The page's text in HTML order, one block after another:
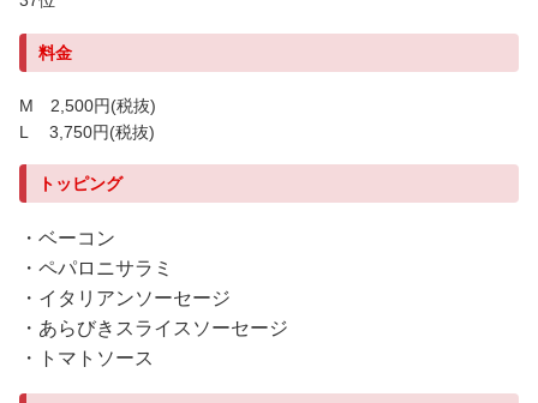
料金
M 2,500円(税抜)
L 3,750円(税抜)
トッピング
・ベーコン
・ペパロニサラミ
・イタリアンソーセージ
・あらびきスライスソーセージ
・トマトソース